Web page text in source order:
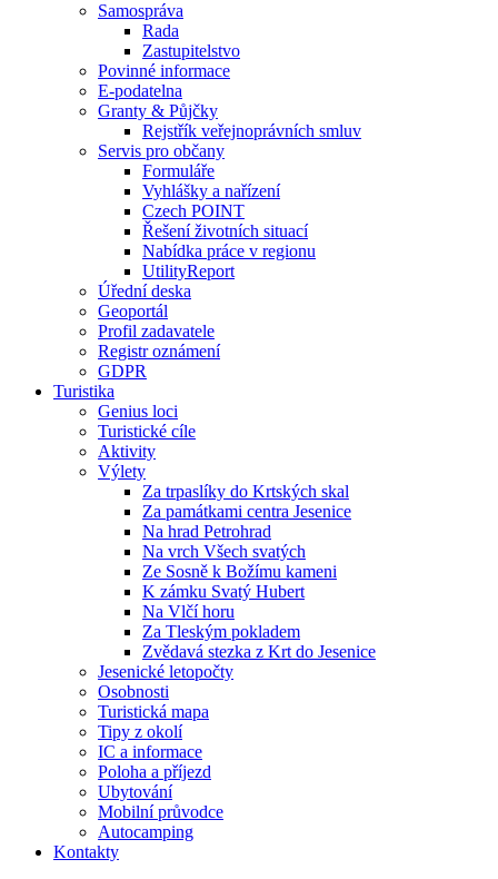
Samospráva
Rada
Zastupitelstvo
Povinné informace
E-podatelna
Granty & Půjčky
Rejstřík veřejnoprávních smluv
Servis pro občany
Formuláře
Vyhlášky a nařízení
Czech POINT
Řešení životních situací
Nabídka práce v regionu
UtilityReport
Úřední deska
Geoportál
Profil zadavatele
Registr oznámení
GDPR
Turistika
Genius loci
Turistické cíle
Aktivity
Výlety
Za trpaslíky do Krtských skal
Za památkami centra Jesenice
Na hrad Petrohrad
Na vrch Všech svatých
Ze Sosně k Božímu kameni
K zámku Svatý Hubert
Na Vlčí horu
Za Tleským pokladem
Zvědavá stezka z Krt do Jesenice
Jesenické letopočty
Osobnosti
Turistická mapa
Tipy z okolí
IC a informace
Poloha a příjezd
Ubytování
Mobilní průvodce
Autocamping
Kontakty